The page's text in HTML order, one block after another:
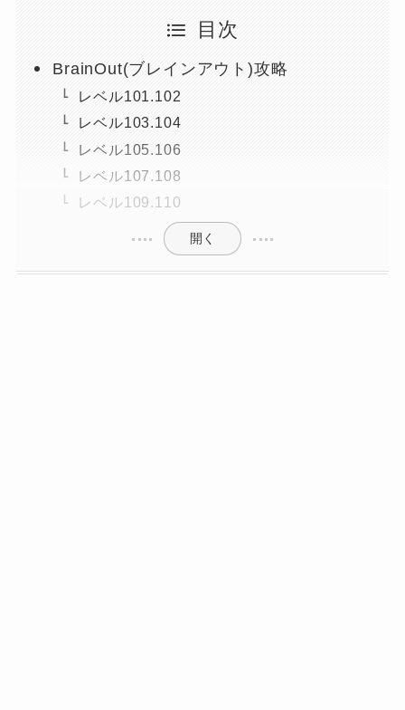
目次
BrainOut(ブレインアウト)攻略
レベル101.102
レベル103.104
レベル105.106
レベル107.108
レベル109.110
開く